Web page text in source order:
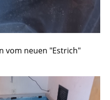
vom neuen "Estrich"